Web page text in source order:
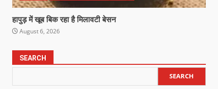
हापुड़ में खूब बिक रहा है मिलावटी बेसन
August 6, 2026
SEARCH
SEARCH